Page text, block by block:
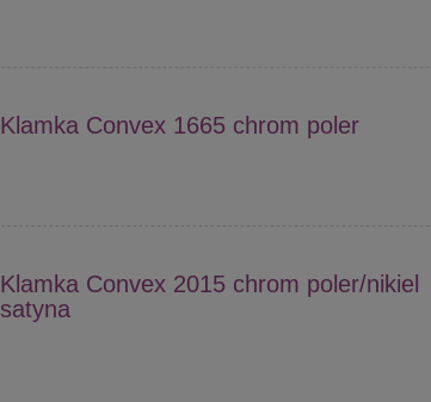
Klamka Convex 1665 chrom poler
Klamka Convex 2015 chrom poler/nikiel
satyna